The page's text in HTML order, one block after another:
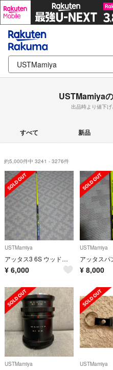
USTMamiya
出品時より値下
すべて 新品
約5,000件中 3241 - 3276件
USTMamiya
アッタス3 6S ウッド用シャフト
¥ 6,000
USTMamiya
¥ 8,000
USTMamiya USTMamiya